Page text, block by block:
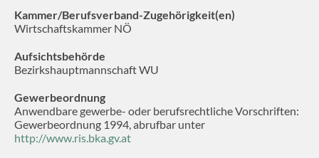
Kammer/Berufsverband-Zugehörigkeit(en)
Wirtschaftskammer NÖ
Aufsichtsbehörde
Bezirkshauptmannschaft WU
Gewerbeordnung
Anwendbare gewerbe- oder berufsrechtliche Vorschriften:
Gewerbeordnung 1994, abrufbar unter
http://www.ris.bka.gv.at